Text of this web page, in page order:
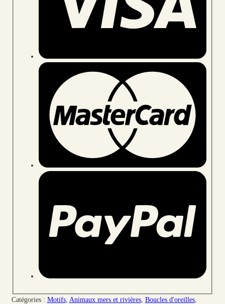
Catégories : Motifs, Animaux mers et rivières, Boucles d'oreilles,